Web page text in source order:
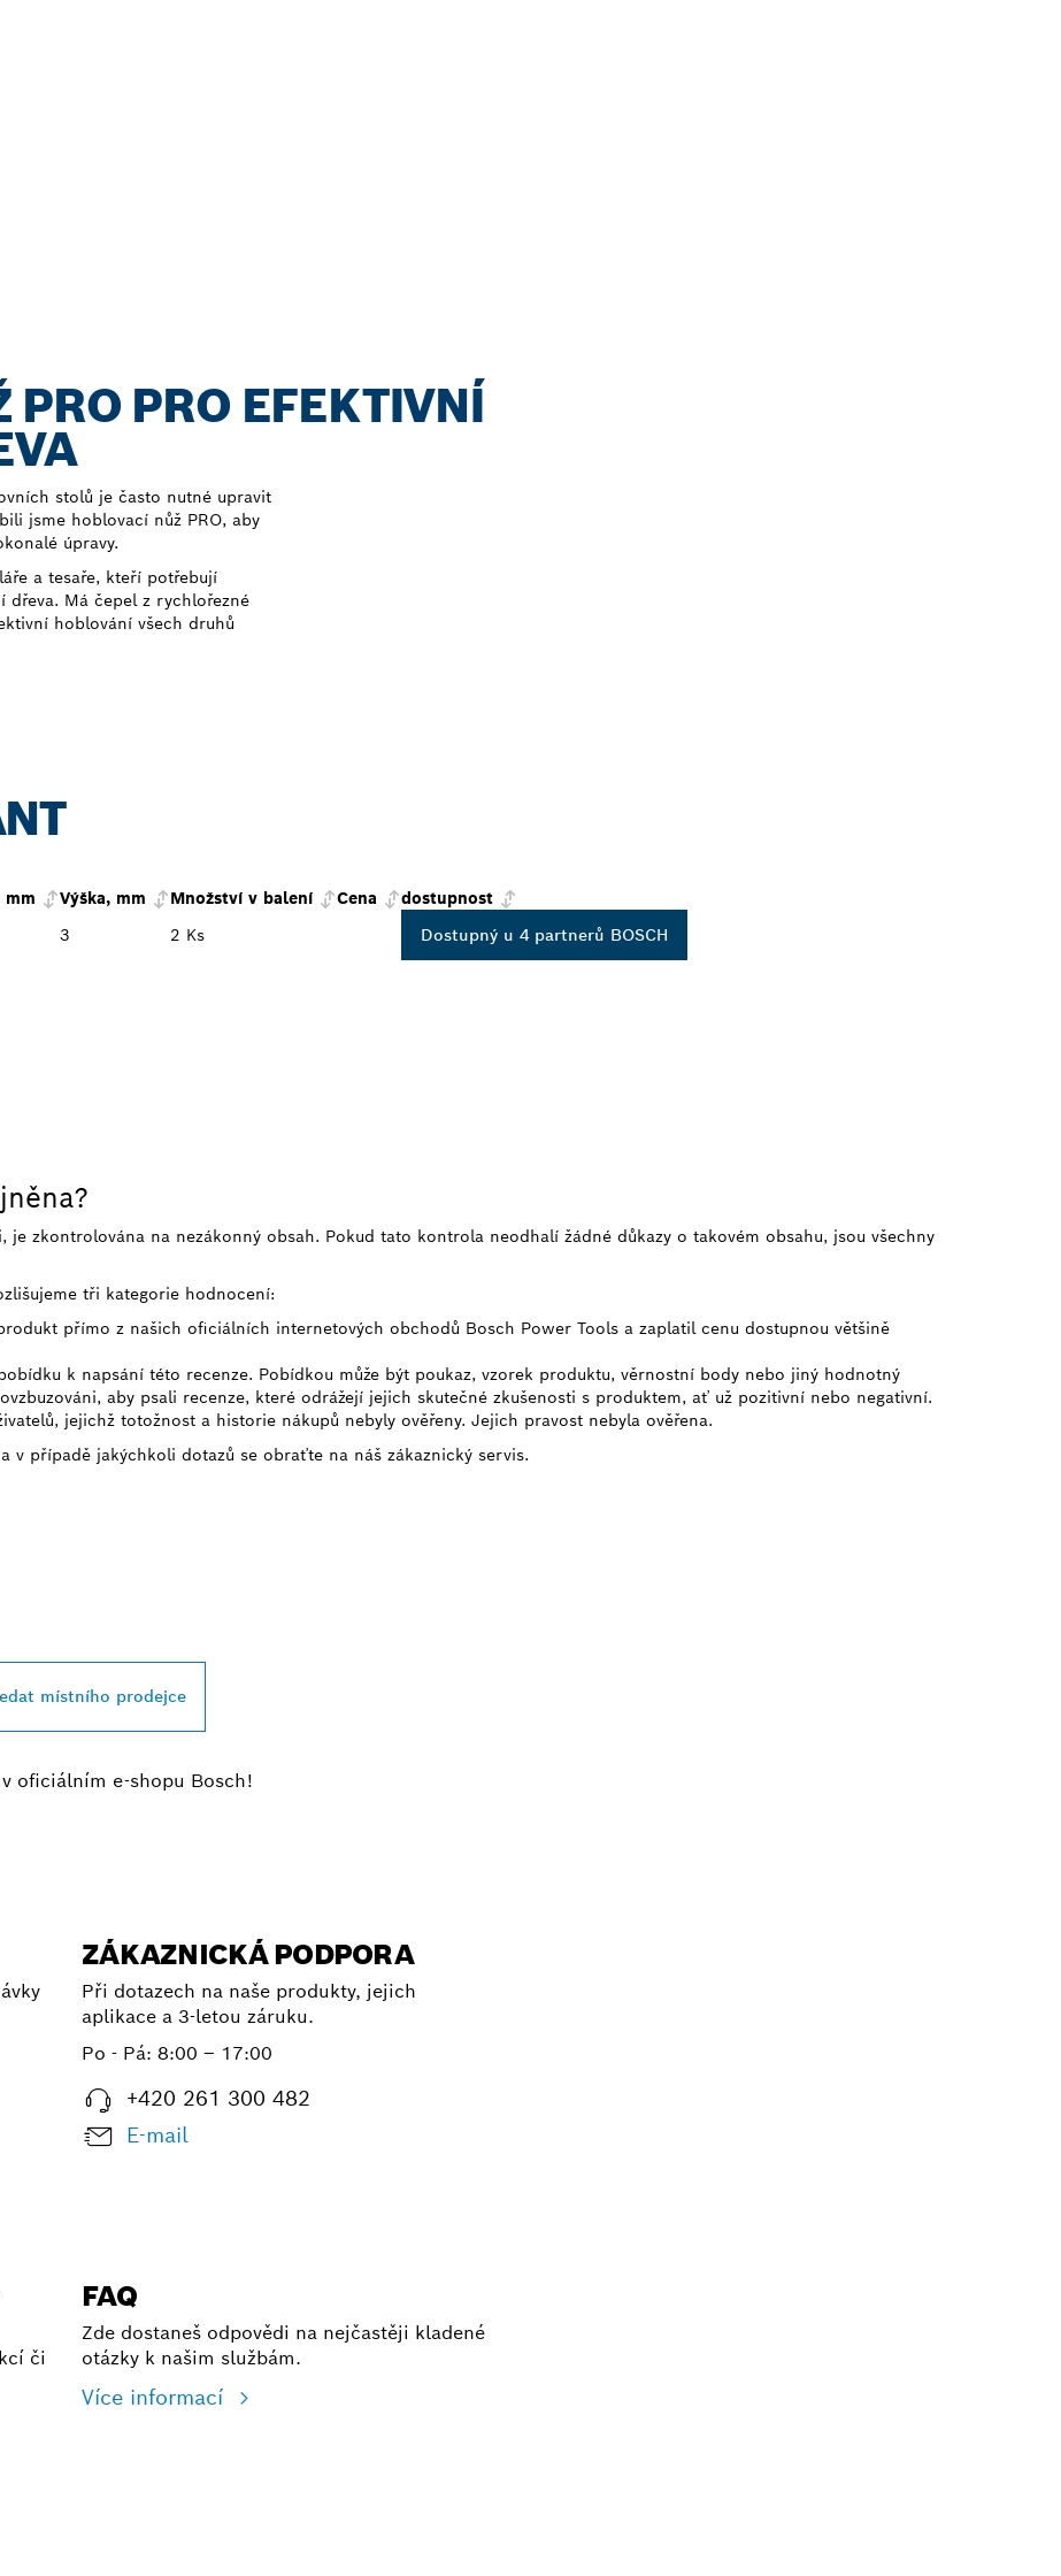
PRO PRO EFEKTIVNÍ
stolů je často nutné upravit
jsme hoblovací nůž PRO, aby
úpravy.
a tesaře, kteří potřebují
Má čepel z rychlořezné
hoblování všech druhů
mm Výška, mm Množství v balení Cena
dostupnost
3 2 Ks
Dostupný u 4 partnerů BOSCH
je zkontrolována na nezákonný obsah. Pokud tato kontrola neodhalí žádné důkazy o takovém obsahu, jsou všechny
tři kategorie hodnocení:
přímo z našich oficiálních internetových obchodů Bosch Power Tools a zaplatil cenu dostupnou většině
k napsání této recenze. Pobídkou může být poukaz, vzorek produktu, věrnostní body nebo jiný hodnotný
aby psali recenze, které odrážejí jejich skutečné zkušenosti s produktem, ať už pozitivní nebo negativní.
jejichž totožnost a historie nákupů nebyly ověřeny. Jejich pravost nebyla ověřena.
v případě jakýchkoli dotazů se obraťte na náš zákaznický servis.
místního prodejce
oficiálním e-shopu Bosch!
ZÁKAZNICKÁ PODPORA
Při dotazech na naše produkty, jejich
aplikace a 3-letou záruku.
Po - Pá: 8:00 – 17:00
+420 261 300 482
E-mail
či
FAQ
Zde dostaneš odpovědi na nejčastěji kladené
otázky k našim službám.
Více informací